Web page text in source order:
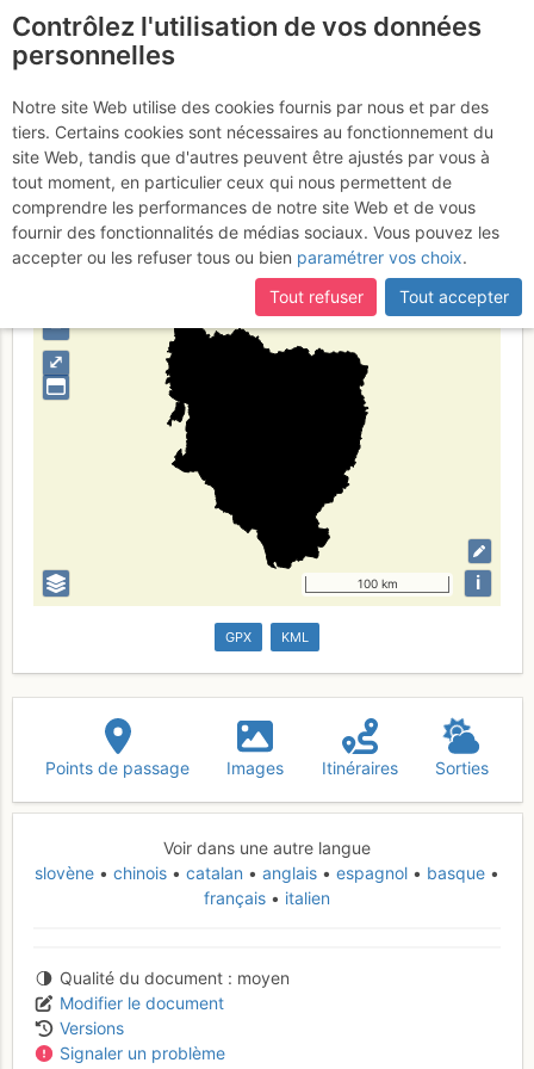
Provinz Huesca
Type de région limite administrative
⤢
–
100 km i
GPX KML
Points de passage Images Itinéraires Sorties
Voir dans une autre langue
slovène
chinois catalan anglais espagnol
basque
français
italien
Qualité du document
moyen
Modifier le document
Versions
Signaler un problème
Contrôlez l'utilisation de vos données
personnelles
Notre site Web utilise des cookies fournis par nous et par des
tiers. Certains cookies sont nécessaires au fonctionnement du
site Web, tandis que d'autres peuvent être ajustés par vous à
tout moment, en particulier ceux qui nous permettent de
comprendre les performances de notre site Web et de vous
fournir des fonctionnalités de médias sociaux. Vous pouvez les
accepter ou les refuser tous ou bien paramétrer vos choix.
Tout refuser
Tout accepter